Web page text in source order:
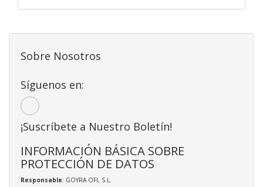
Sobre Nosotros
Síguenos en:
¡Suscríbete a Nuestro Boletín!
INFORMACIÓN BÁSICA SOBRE
PROTECCIÓN DE DATOS
Responsable: GOYRA OFI, S.L.